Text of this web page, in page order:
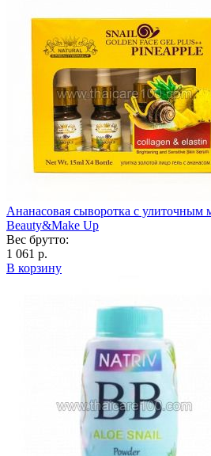
Ананасовая сыворотка с улиточным
Beauty&Make Up
Вес брутто:
1 061 р.
В корзину